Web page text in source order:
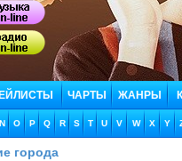
ЧАРТЫ ЖАНРЫ
N O P Q R S T U V W X Y
города